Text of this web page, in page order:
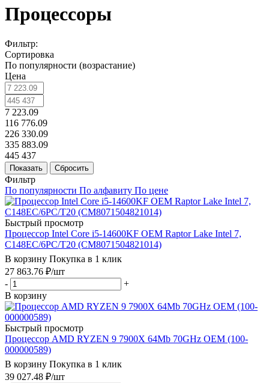
Процессоры
Фильтр:
Сортировка
По популярности (возрастание)
Цена
7 223.09
116 776.09
226 330.09
335 883.09
445 437
Показать Сбросить
Фильтр
По популярности По алфавиту По цене
Быстрый просмотр
Процессор Intel Core i5-14600KF OEM Raptor Lake Intel 7,
C148EC/6PC/T20 (CM8071504821014)
В корзину Покупка в 1 клик
27 863.76 ₽/шт
-
+
В корзину
Быстрый просмотр
Процессор AMD RYZEN 9 7900X 64Mb 70GHz OEM (100-
000000589)
В корзину Покупка в 1 клик
39 027.48 ₽/шт